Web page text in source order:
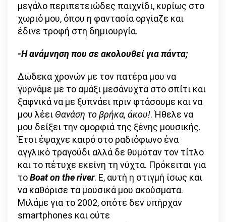
μεγάλο περιπετειώδες παιχνίδι, κυρίως στο
χωριό μου, όπου η φαντασία οργίαζε και
έδινε τροφή στη δημιουργία.
-Η ανάμνηση που σε ακολουθεί για πάντα;
Δώδεκα χρονών με τον πατέρα μου να
γυρνάμε με το αμάξι μεσάνυχτα στο σπίτι και
ξαφνικά να με ξυπνάει πριν φτάσουμε και να
μου λέει Θανάση το βρήκα, άκου!. Ήθελε να
μου δείξει την ομορφιά της ξένης μουσικής.
Έτσι έψαχνε καιρό στο ραδιόφωνο ένα
αγγλικό τραγούδι αλλά δε θυμόταν τον τίτλο
και το πέτυχε εκείνη τη νύχτα. Πρόκειται για
τοBoat on the river. Ε, αυτή η στιγμή ίσως και
να καθόρισε τα μουσικά μου ακούσματα.
Μιλάμε για το 2002, οπότε δεν υπήρχαν
smartphones και ούτε